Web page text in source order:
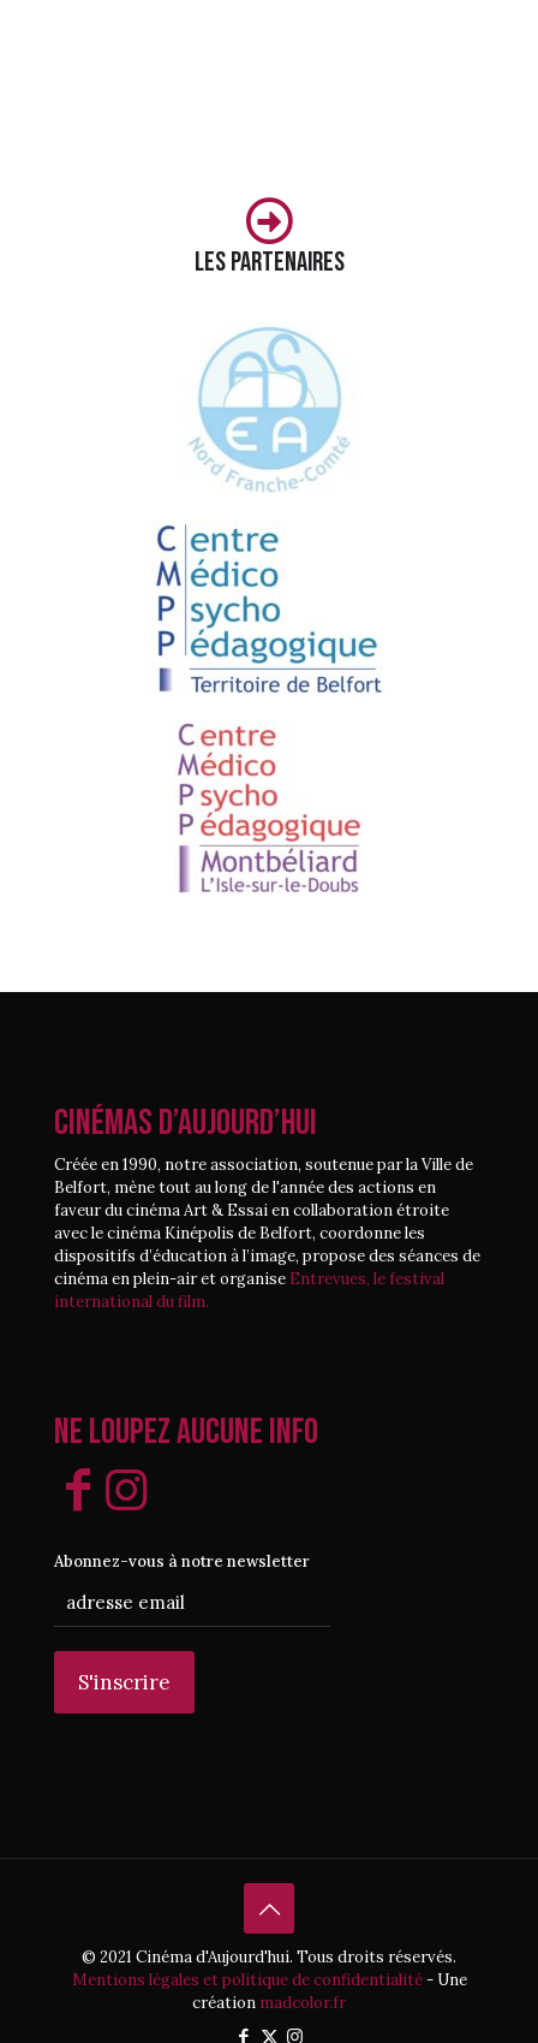
Les partenaires
CINÉMAS D’AUJOURD’HUI
Créée en 1990, notre association, soutenue par la Ville de
Belfort, mène tout au long de l'année des actions en
faveur du cinéma Art & Essai en collaboration étroite
avec le cinéma Kinépolis de Belfort, coordonne les
dispositifs d’éducation à l’image, propose des séances de
cinéma en plein-air et organise Entrevues, le festival
international du film.
Ne loupez aucune info
Abonnez-vous à notre newsletter
© 2021 Cinéma d'Aujourd'hui. Tous droits réservés.
Mentions légales et politique de confidentialité- Une
création madcolor.fr